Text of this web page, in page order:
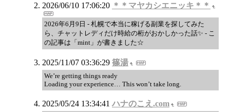
2026/06/10 17:06:20 ＊＊マヤカシエニッキ＊＊
2026年6月9日 - 札幌で本当に稼げる副業を探してみた
ら、チャットレディだけ時給の桁がおかしかった話✨ - こ
の記事は「mint」が書きました☆
2025/11/07 03:36:29 篠湯
We’re getting things ready
Loading your experience… This won’t take long.
2025/05/24 13:34:41 ハナのこえ.com